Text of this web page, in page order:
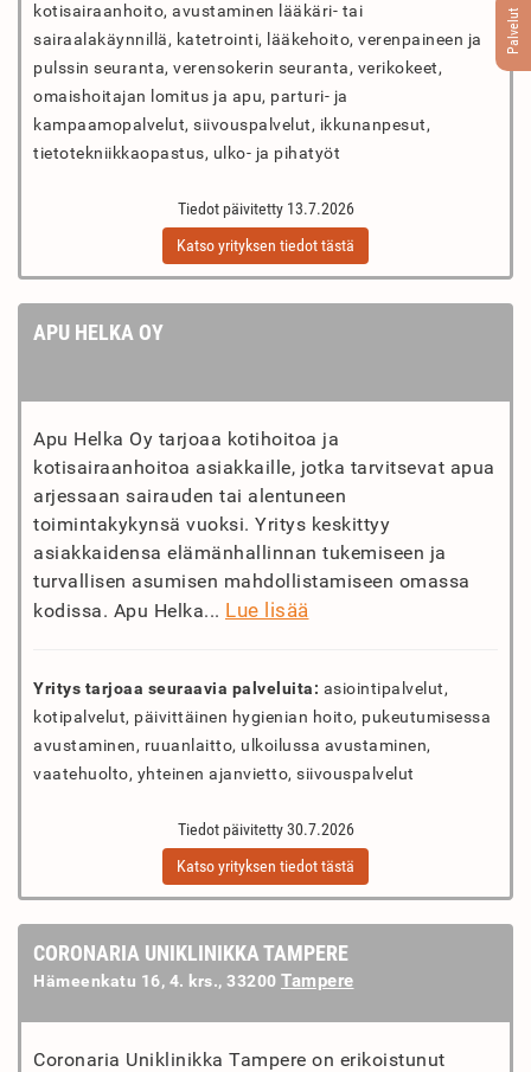
Palvelut
kotisairaanhoito, avustaminen lääkäri- tai
sairaalakäynnillä, katetrointi, lääkehoito, verenpaineen ja
pulssin seuranta, verensokerin seuranta, verikokeet,
omaishoitajan lomitus ja apu, parturi- ja
kampaamopalvelut, siivouspalvelut, ikkunanpesut,
tietotekniikkaopastus, ulko- ja pihatyöt
Tiedot päivitetty 13.7.2026
Katso yrityksen tiedot tästä
APU HELKA OY
Apu Helka Oy tarjoaa kotihoitoa ja
kotisairaanhoitoa asiakkaille, jotka tarvitsevat apua
arjessaan sairauden tai alentuneen
toimintakykynsä vuoksi. Yritys keskittyy
asiakkaidensa elämänhallinnan tukemiseen ja
turvallisen asumisen mahdollistamiseen omassa
kodissa. Apu Helka... Lue lisää
Yritys tarjoaa seuraavia palveluita: asiointipalvelut,
kotipalvelut, päivittäinen hygienian hoito, pukeutumisessa
avustaminen, ruuanlaitto, ulkoilussa avustaminen,
vaatehuolto, yhteinen ajanvietto, siivouspalvelut
Tiedot päivitetty 30.7.2026
Katso yrityksen tiedot tästä
CORONARIA UNIKLINIKKA TAMPERE
Hämeenkatu 16, 4. krs., 33200 Tampere
Coronaria Uniklinikka Tampere on erikoistunut